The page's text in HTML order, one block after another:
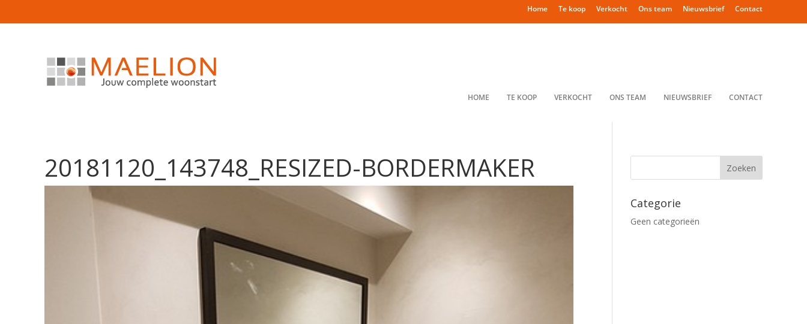
Home Te koop Verkocht Ons team Nieuwsbrief Contact
HOME TE KOOP VERKOCHT ONS TEAM NIEUWSBRIEF CONTACT
20181120_143748_RESIZED-BORDERMAKER
Categorie
Geen categorieën